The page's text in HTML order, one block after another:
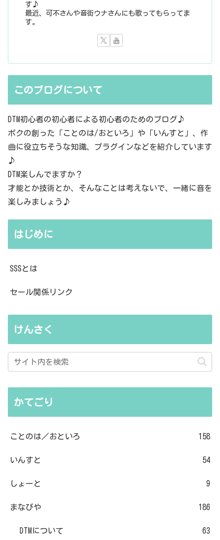
す♪
最近、可不さんや音街ウナさんにも歌ってもらってま
す。
このブログについて
DTM初心者の初心者による初心者のためのブログ♪
ボクの創った「ことのは/おといろ」や「いんすと」、作
曲に役立ちそうな知識、プラグインなどを紹介しています
♪
DTM楽しんでますか？
才能とか技術とか、そんなことは考えないで、一緒に音を
楽しみましょう♪
はじめに
SSSとは
セール関係リンク
けんさく
かてごり
ことのは／おといろ 158
いんすと 54
しょーと 9
まなびや 186
DTMについて 63